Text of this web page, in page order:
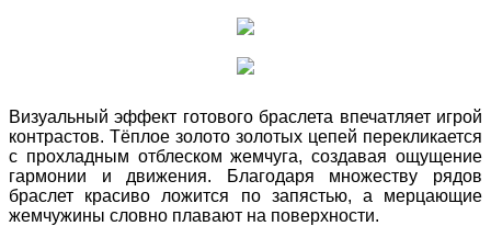
Визуальный эффект готового браслета впечатляет игрой
контрастов. Тёплое золото золотых цепей перекликается
с прохладным отблеском жемчуга, создавая ощущение
гармонии и движения. Благодаря множеству рядов
браслет красиво ложится по запястью, а мерцающие
жемчужины словно плавают на поверхности.